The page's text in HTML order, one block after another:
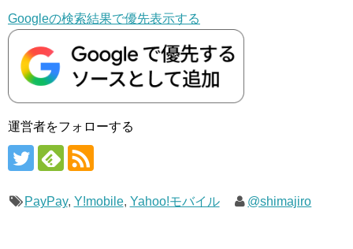
Googleの検索結果で優先表示する
運営者をフォローする
PayPay, Y!mobile, Yahoo!モバイル @shimajiro